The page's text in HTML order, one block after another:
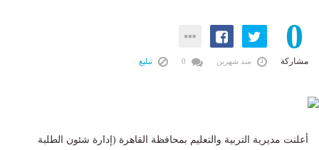
0
مشاركة منذ شهرين تبليغ
أعلنت مديرية التربية والتعليم بمحافظة القاهرة (إدارة شئون الطلبة